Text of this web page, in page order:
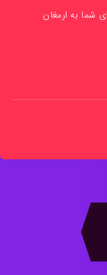
شما به ارمغان